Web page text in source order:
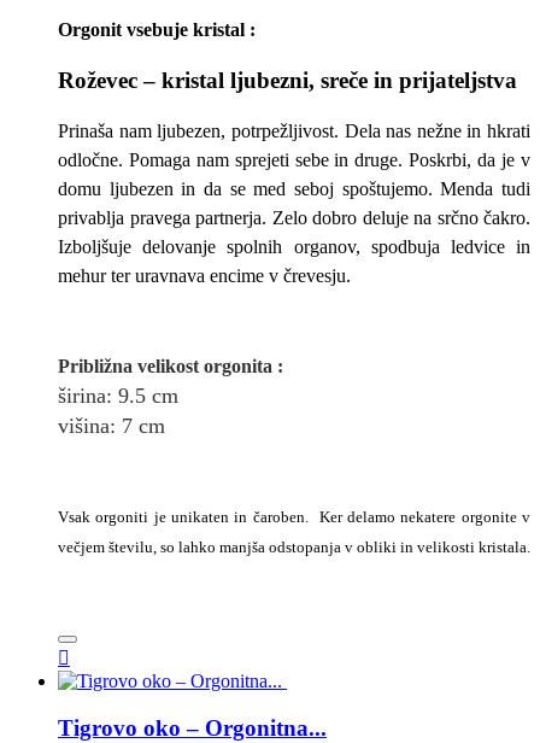
Orgonit vsebuje kristal :
Roževec – kristal ljubezni, sreče in prijateljstva
Prinaša nam ljubezen, potrpežljivost. Dela nas nežne in hkrati
odločne. Pomaga nam sprejeti sebe in druge. Poskrbi, da je v
domu ljubezen in da se med seboj spoštujemo. Menda tudi
privablja pravega partnerja. Zelo dobro deluje na srčno čakro.
Izboljšuje delovanje spolnih organov, spodbuja ledvice in
mehur ter uravnava encime v črevesju.
Približna velikost orgonita :
širina: 9.5 cm
višina: 7 cm
Vsak orgoniti je unikaten in čaroben. Ker delamo nekatere orgonite v
večjem številu, so lahko manjša odstopanja v obliki in velikosti kristala.

Tigrovo oko – Orgonitna...